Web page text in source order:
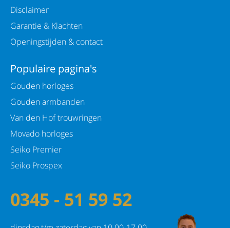
Disclaimer
Garantie & Klachten
Openingstijden & contact
Populaire pagina's
Gouden horloges
Gouden armbanden
Van den Hof trouwringen
Movado horloges
Seiko Premier
Seiko Prospex
0345 - 51 59 52